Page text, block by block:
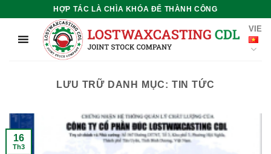
HỢP TÁC LÀ CHÌA KHÓA ĐỂ THÀNH CÔNG
VIE
LƯU TRỮ DANH MỤC: TIN TỨC
16
Th3